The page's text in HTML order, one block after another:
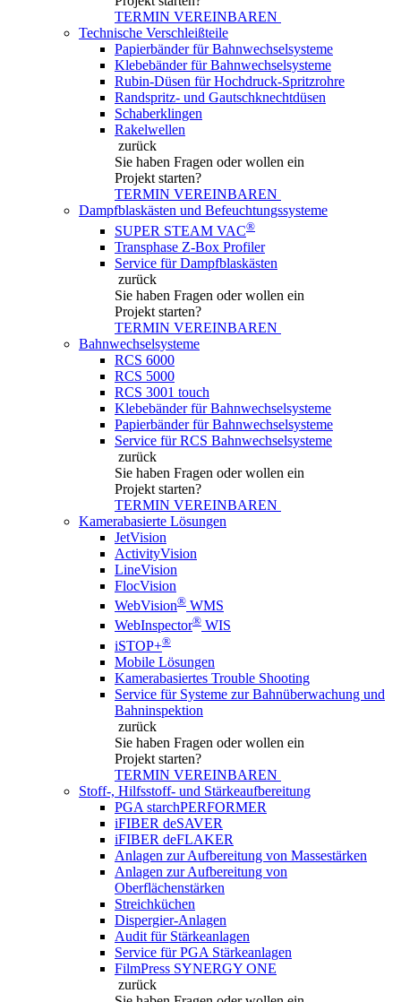
TERMIN VEREINBAREN
Technische Verschleißteile
Papierbänder für Bahnwechselsysteme
Klebebänder für Bahnwechselsysteme
Rubin-Düsen für Hochdruck-Spritzrohre
Randspritz- und Gautschknechtdüsen
Schaberklingen
Rakelwellen
zurück
Sie haben Fragen oder wollen ein
Projekt starten?
TERMIN VEREINBAREN
Dampfblaskästen und Befeuchtungssysteme
SUPER STEAM VAC®
Transphase Z-Box Profiler
Service für Dampfblaskästen
zurück
Sie haben Fragen oder wollen ein
Projekt starten?
TERMIN VEREINBAREN
Bahnwechselsysteme
RCS 6000
RCS 5000
RCS 3001 touch
Klebebänder für Bahnwechselsysteme
Papierbänder für Bahnwechselsysteme
Service für RCS Bahnwechselsysteme
zurück
Sie haben Fragen oder wollen ein
Projekt starten?
TERMIN VEREINBAREN
Kamerabasierte Lösungen
JetVision
ActivityVision
LineVision
FlocVision
WebVision® WMS
WebInspector® WIS
iSTOP+®
Mobile Lösungen
Kamerabasiertes Trouble Shooting
Service für Systeme zur Bahnüberwachung und
Bahninspektion
zurück
Sie haben Fragen oder wollen ein
Projekt starten?
TERMIN VEREINBAREN
Stoff-, Hilfsstoff- und Stärkeaufbereitung
PGA starchPERFORMER
iFIBER deSAVER
iFIBER deFLAKER
Anlagen zur Aufbereitung von Massestärken
Anlagen zur Aufbereitung von
Oberflächenstärken
Streichküchen
Dispergier-Anlagen
Audit für Stärkeanlagen
Service für PGA Stärkeanlagen
FilmPress SYNERGY ONE
zurück